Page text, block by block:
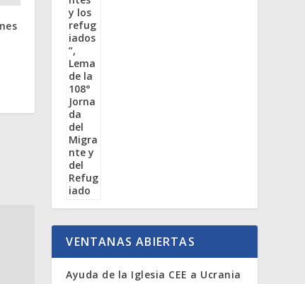
VENTANAS ABIERTAS
Ayuda de la Iglesia CEE a Ucrania